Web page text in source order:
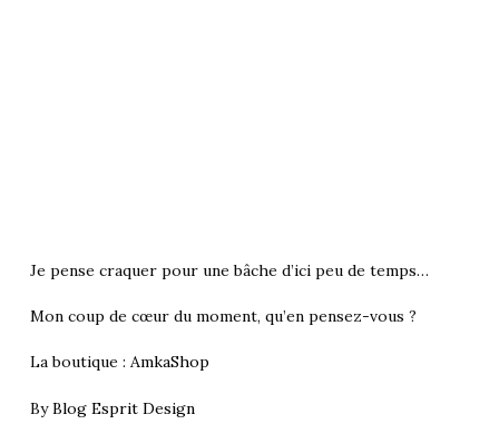
Je pense craquer pour une bâche d’ici peu de temps…
Mon coup de cœur du moment, qu’en pensez-vous ?
La boutique : AmkaShop
ByBlog Esprit Design